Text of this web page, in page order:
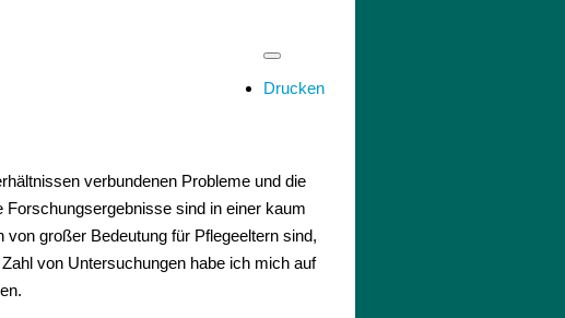
Drucken
verbundenen Probleme und die
sind in einer kaum
großer Bedeutung für Pflegeeltern sind,
von Untersuchungen habe ich mich auf